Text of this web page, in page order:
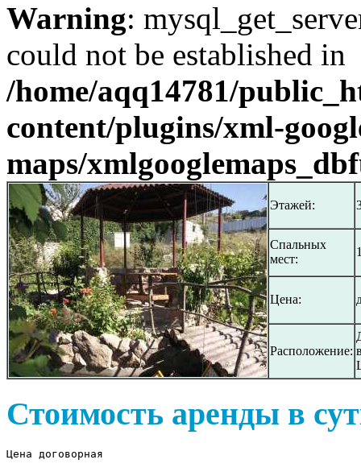
Warning:
could not be established in
/home/aqq14781/
content/plugins/xml-
maps/
Этажей:
Спальных
мест:
Цена:
Расположение:
Стоимость аренды в
Цена договорная